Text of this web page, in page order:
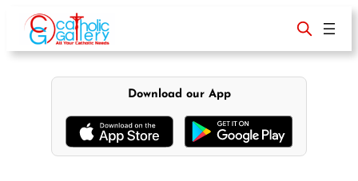
content
Download our App